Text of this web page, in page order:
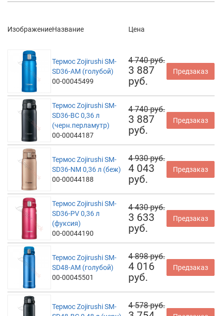
ИзображениеНазвание Цена
Термос Zojirushi SM-
SD36-AM (голубой)
00-00045499
4 740 руб.
3 887
руб.
Предзаказ
Термос Zojirushi SM-
SD36-BC 0,36 л
(черн.перламутр)
00-00044187
4 740 руб.
3 887
руб.
Предзаказ
Термос Zojirushi SM-
SD36-NM 0,36 л (беж)
00-00044188
4 930 руб.
4 043
руб.
Предзаказ
Термос Zojirushi SM-
SD36-PV 0,36 л
(фуксия)
00-00044190
4 430 руб.
3 633
руб.
Предзаказ
Термос Zojirushi SM-
SD48-AM (голубой)
00-00045501
4 898 руб.
4 016
руб.
Предзаказ
Термос Zojirushi SM-
4 578 руб.